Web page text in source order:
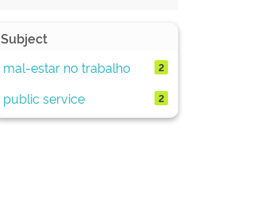
Subject
mal-estar no trabalho
2
public service 2